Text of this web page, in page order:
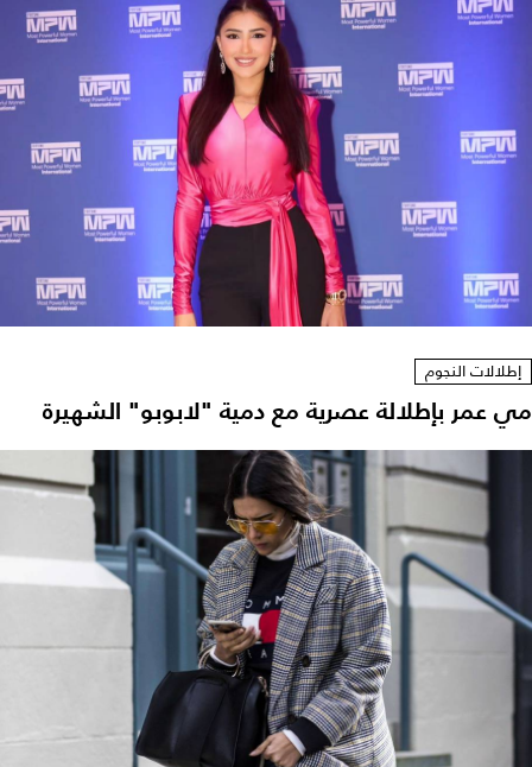
إطلالات النجوم
مي عمر بإطلالة عصرية مع دمية "لابوبو" الشهيرة